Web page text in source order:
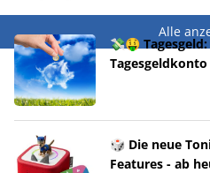
Alle
💸🤑
Tagesgeldkonto
🎲 Die neue
Features - ab